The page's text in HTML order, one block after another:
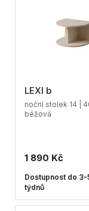
LEXI b
noční stolek 14 |
béžová
1 890 Kč
Dostupnost do 3-
týdnů